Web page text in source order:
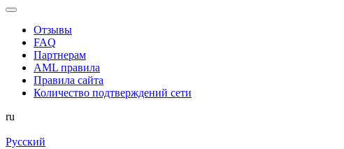
Отзывы
FAQ
Партнерам
AML правила
Правила сайта
Количество подтверждений сети
ru
Русский